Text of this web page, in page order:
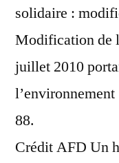
solidaire :
Modification de
juillet 2010
88.
Crédit AFD Un